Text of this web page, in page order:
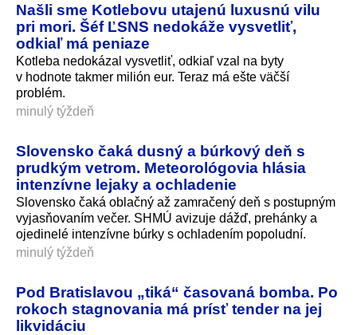
Našli sme Kotlebovu utajenú luxusnú vilu
pri mori. Šéf ĽSNS nedokáže vysvetliť,
odkiaľ má peniaze
Kotleba nedokázal vysvetliť, odkiaľ vzal na byty
v hodnote takmer milión eur. Teraz má ešte väčší
problém.
minulý týždeň
Slovensko čaká dusný a búrkový deň s
prudkým vetrom. Meteorológovia hlásia
intenzívne lejaky a ochladenie
Slovensko čaká oblačný až zamračený deň s postupným
vyjasňovaním večer. SHMÚ avizuje dážď, prehánky a
ojedinelé intenzívne búrky s ochladením popoludní.
minulý týždeň
Pod Bratislavou „tiká“ časovaná bomba. Po
rokoch stagnovania má prísť tender na jej
likvidáciu